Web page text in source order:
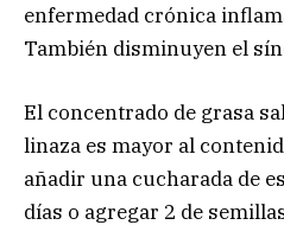
enfermedad crónica
También disminuyen el
El concentrado de grasa
linaza es mayor al
añadir una cucharada de
días o agregar 2 de